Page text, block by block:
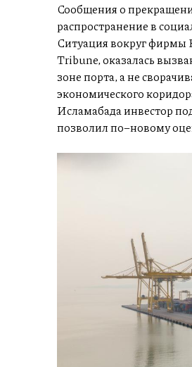
Сообщения о
распространение в
Ситуация вокруг фирмы
Tribune, оказалась
зоне порта, а не
экономического
Исламабада инвестор
позволил по–новому